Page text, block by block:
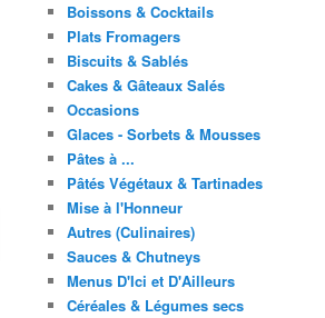
Boissons & Cocktails
Plats Fromagers
Biscuits & Sablés
Cakes & Gâteaux Salés
Occasions
Glaces - Sorbets & Mousses
Pâtes à ...
Pâtés Végétaux & Tartinades
Mise à l'Honneur
Autres (Culinaires)
Sauces & Chutneys
Menus D'Ici et D'Ailleurs
Céréales & Légumes secs